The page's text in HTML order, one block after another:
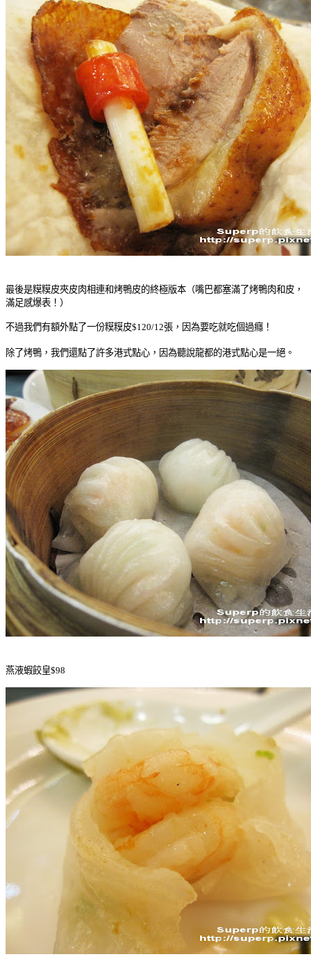
最後是糢糢皮夾皮肉相連和烤鴨皮的終極版本（嘴巴都塞滿了烤鴨肉和皮，
滿足感爆表！）
不過我們有額外點了一份糢糢皮$120/12張，因為要吃就吃個過癮！
除了烤鴨，我們還點了許多港式點心，因為聽說龍都的港式點心是一絕。
燕液蝦餃皇$98